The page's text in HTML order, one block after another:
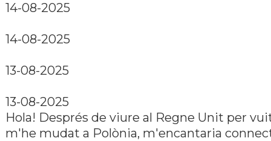
14-08-2025
14-08-2025
13-08-2025
13-08-2025
Hola! Després de viure al Regne Unit per
m'he mudat a Polònia, m'encantaria